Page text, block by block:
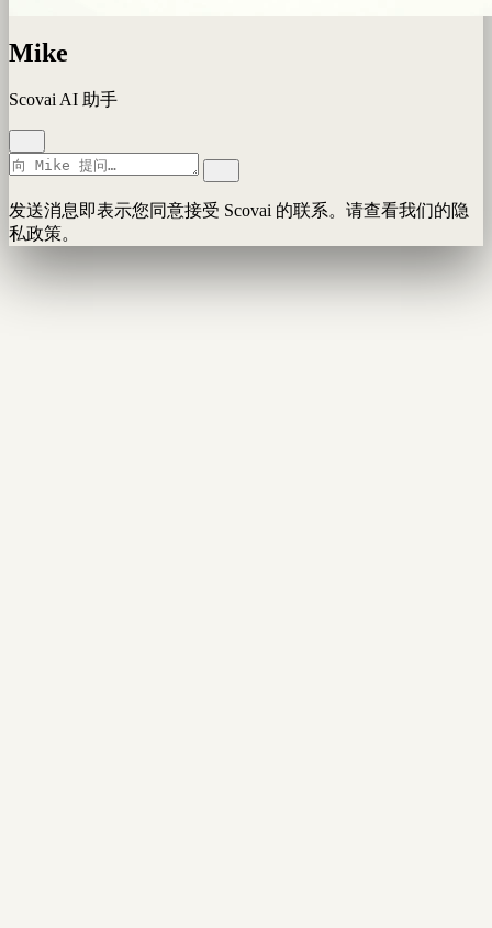
Mike
Scovai AI 助手
发送消息即表示您同意接受 Scovai 的联系。请查看我们的隐
私政策。